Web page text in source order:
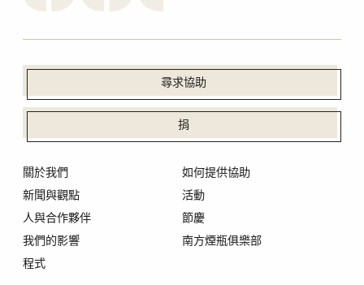
尋求協助
捐
關於我們
新聞與觀點
人與合作夥伴
我們的影響
程式
如何提供協助
活動
節慶
南方煙瓶俱樂部